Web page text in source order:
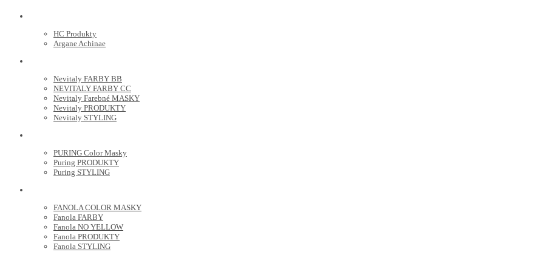
HC Produkty
Argane Achinae
Nevitaly FARBY BB
NEVITALY FARBY CC
Nevitaly Farebné MASKY
Nevitaly PRODUKTY
Nevitaly STYLING
PURING Color Masky
Puring PRODUKTY
Puring STYLING
FANOLA COLOR MASKY
Fanola FARBY
Fanola NO YELLOW
Fanola PRODUKTY
Fanola STYLING